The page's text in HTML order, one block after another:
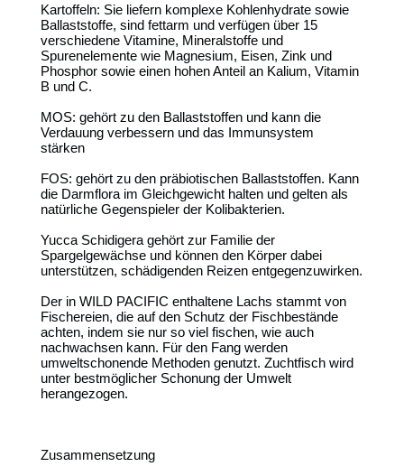
Kartoffeln: Sie liefern komplexe Kohlenhydrate sowie
Ballaststoffe, sind fettarm und verfügen über 15
verschiedene Vitamine, Mineralstoffe und
Spurenelemente wie Magnesium, Eisen, Zink und
Phosphor sowie einen hohen Anteil an Kalium, Vitamin
B und C.
MOS: gehört zu den Ballaststoffen und kann die
Verdauung verbessern und das Immunsystem
stärken
FOS: gehört zu den präbiotischen Ballaststoffen. Kann
die Darmflora im Gleichgewicht halten und gelten als
natürliche Gegenspieler der Kolibakterien.
Yucca Schidigera gehört zur Familie der
Spargelgewächse und können den Körper dabei
unterstützen, schädigenden Reizen entgegenzuwirken.
Der in WILD PACIFIC enthaltene Lachs stammt von
Fischereien, die auf den Schutz der Fischbestände
achten, indem sie nur so viel fischen, wie auch
nachwachsen kann. Für den Fang werden
umweltschonende Methoden genutzt. Zuchtfisch wird
unter bestmöglicher Schonung der Umwelt
herangezogen.
Zusammensetzung